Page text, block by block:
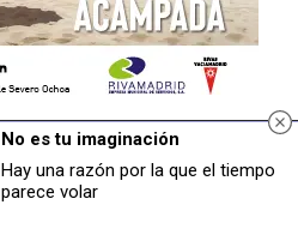
No es tu imaginación
Hay una razón por la que el tiempo
parece volar